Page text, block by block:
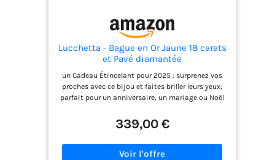
Lucchetta - Bague en Or Jaune 18 carats
et Pavé diamantée
un Cadeau Étincelant pour 2025 : surprenez vos
proches avec ce bijou et faites briller leurs yeux;
parfait pour un anniversaire, un mariage ou Noël
bijou réalisé avec une haute qualité technique;
Lignes élégantes et brillantes de haut niveau au
amant des anneaux faits à la main en or jaune;
339,00 €